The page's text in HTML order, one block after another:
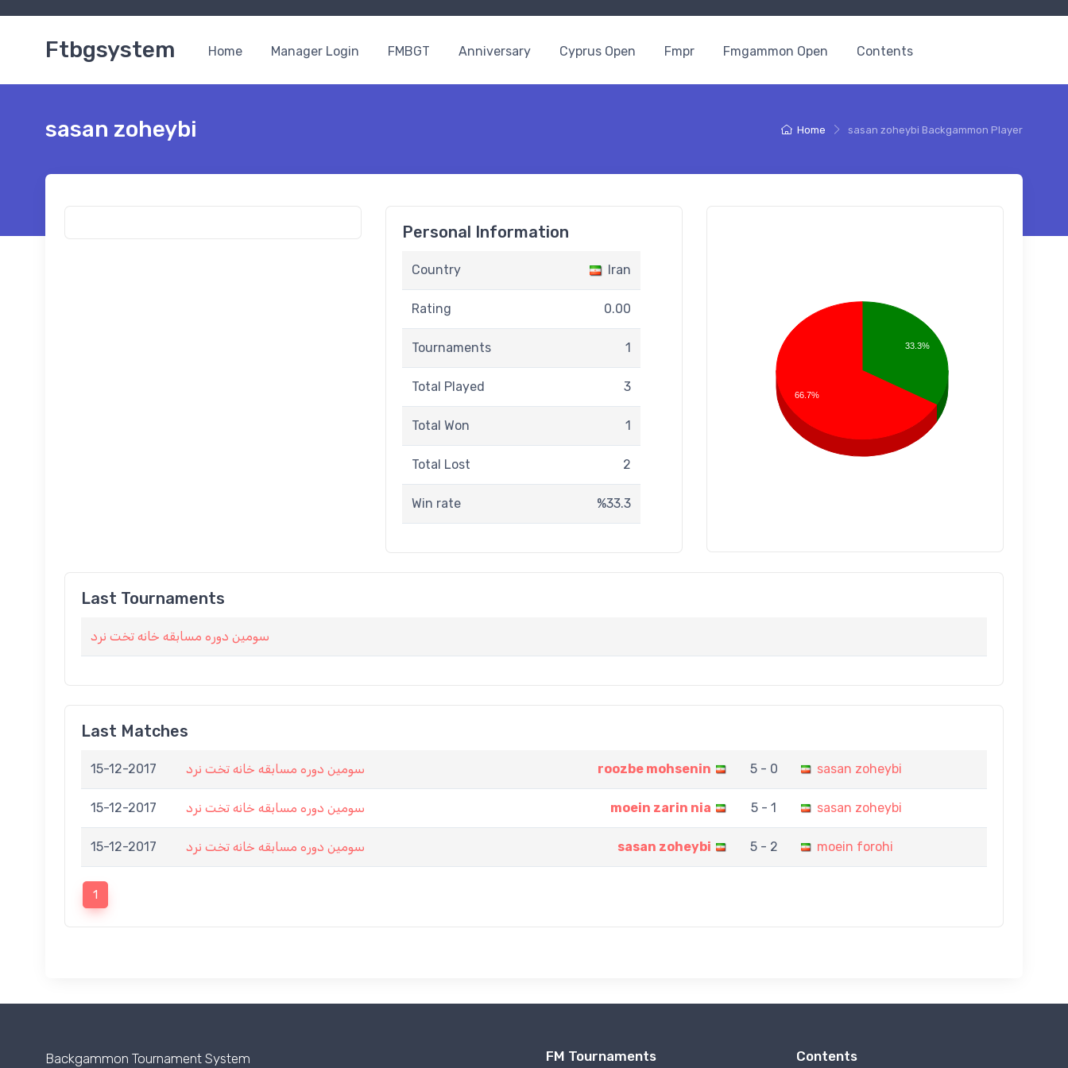
Ftbgsystem Home Manager Login FMBGT Anniversary Cyprus Open Fmpr Fmgammon Open Contents
Home sasan zoheybi Backgammon Player
sasan zoheybi
Personal Information
Country Iran
Rating 0.00
Tournaments 1
Total Played 3
Total Won 1
Total Lost 2
Win rate %33.3
33.3%
66.7%
Last Tournaments
سومین دوره مسابقه خانه تخت نرد
Last Matches
15-12-2017 سومین دوره مسابقه خانه تخت نرد roozbe mohsenin 5 - 0 sasan zoheybi
15-12-2017 سومین دوره مسابقه خانه تخت نرد moein zarin nia 5 - 1 sasan zoheybi
15-12-2017 سومین دوره مسابقه خانه تخت نرد sasan zoheybi 5 - 2 moein forohi
1
Backgammon Tournament System FM Tournaments Contents